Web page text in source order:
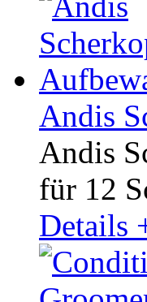
Andis
Andis
für 12
Details